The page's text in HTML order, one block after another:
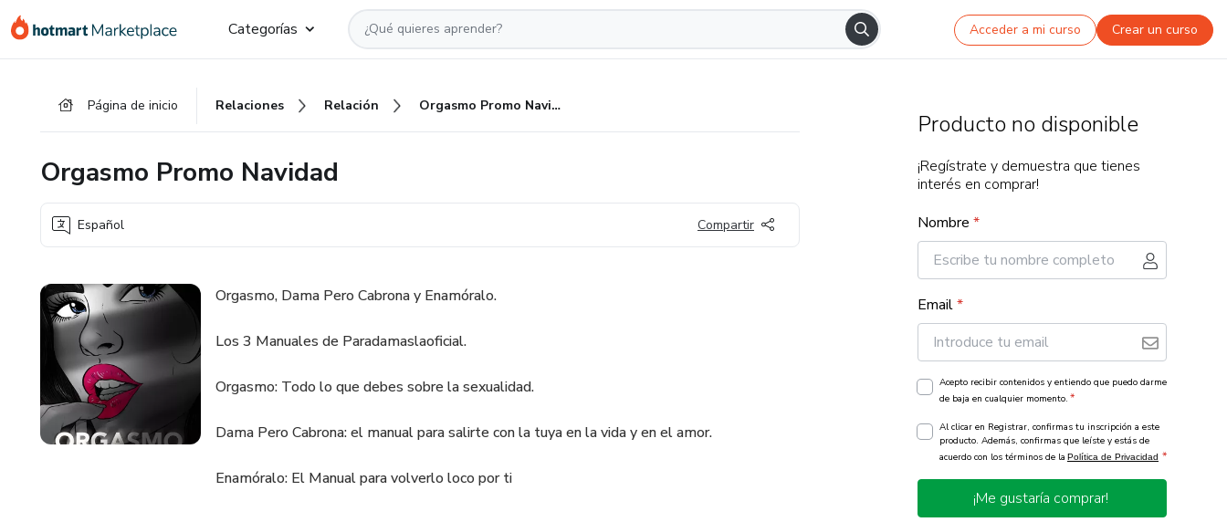
Categorías Acceder a mi curso Crear un curso
Página de inicio Relaciones Relación Orgasmo Promo Navidad
Orgasmo Promo Navidad
Español Compartir
Orgasmo, Dama Pero Cabrona y Enamóralo.
Los 3 Manuales de Paradamaslaoficial.
Orgasmo: Todo lo que debes sobre la sexualidad.
Dama Pero Cabrona: el manual para salirte con la tuya en la vida y en el amor.
Enamóralo: El Manual para volverlo loco por ti
Producto no disponible
¡Regístrate y demuestra que tienes
interés en comprar!
Nombre *
Email*
Acepto recibir contenidos y entiendo que puedo darme
de baja en cualquier momento. *
Al clicar en Registrar, confirmas tu inscripción a este
producto. Además, confirmas que leíste y estás de
acuerdo con los términos de la Política de Privacidad *
¡Me gustaría comprar!